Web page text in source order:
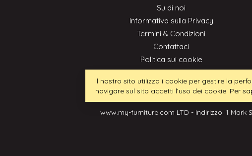
Su di noi
Informativa sulla Privacy
Termini & Condizioni
Contattaci
Politica sui cookie
Professionale
www.my-furniture.com LTD - Indirizzo: 1 Mark
Il nostro sito utilizza i cookie per gestire la
navigare sul sito accetti l’uso dei cookie. Per